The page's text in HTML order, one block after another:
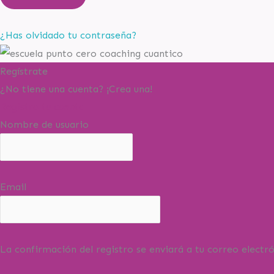
¿Has olvidado tu contraseña?
Regístrate
¿No tiene una cuenta? ¡Crea una!
Nombre de usuario
Email
La confirmación del registro se enviará a tu correo